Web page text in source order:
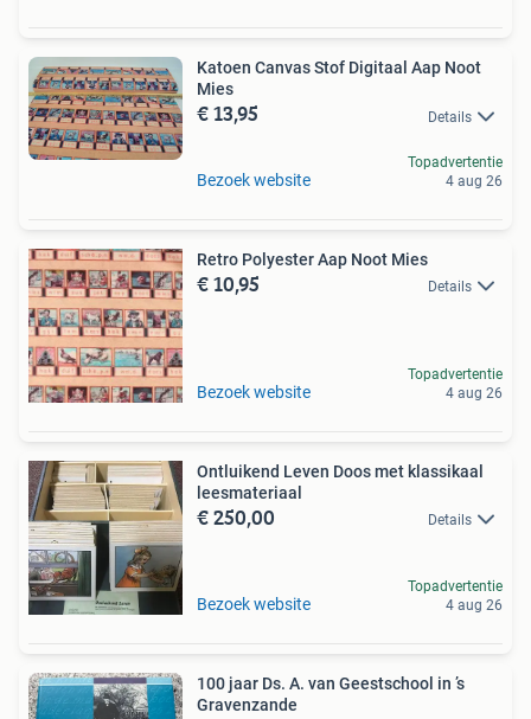
Katoen Canvas Stof Digitaal Aap Noot
Mies
€ 13,95 Details
Bezoek website
Topadvertentie
4 aug 26
Retro Polyester Aap Noot Mies
€ 10,95 Details
Bezoek website
Topadvertentie
4 aug 26
Ontluikend Leven Doos met klassikaal
leesmateriaal
€ 250,00 Details
Bezoek website
Topadvertentie
4 aug 26
100 jaar Ds. A. van Geestschool in ’s
Gravenzande